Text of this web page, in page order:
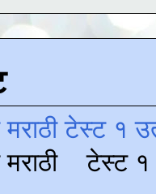
मराठी टेस्ट १
मराठी टेस्ट